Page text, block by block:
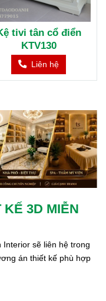
tivi tân cổ điển
KTV130
Liên hệ
3D MIỄN
sẽ liên hệ trong
án thiết kế phù hợp